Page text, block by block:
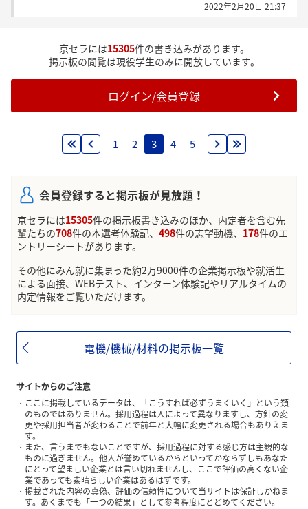
2022年2月20日 21:37
京セラには15305件の書き込みがあります。
掲示板の閲覧は現役学生のみに開放しています。
ログイン/会員登録
1 2 3 4 5
会員登録すると掲示板が見放題！
京セラには15305件の掲示板書き込みのほか、内定者を含む先
輩たちの708件の本選考体験記、 498件の志望動機、 178件のエ
ントリーシートがあります。
その他にみん就に集まった約2万9000件の企業掲示板や就活生
による面接、WEBテスト、インターン体験記やリアルタイムの
内定情報をご覧いただけます。
電機/機械/材料の掲示板一覧
サイトからのご注意
ここに掲載しているデータは、「こうすれば必ずうまくいく」という類
のものではありません。採用過程は人によって異なりますし、方針の変
更や採用担当者が変わることで前年と大幅に変更される場合もありえま
す。
また、言うまでもないことですが、採用過程に対する感じ方は主観的な
ものに過ぎません。他人が誉めているからといってかならずしもあなた
にとって望ましい企業とは言い切れませんし、ここで評価の高くない企
業であっても素晴らしい企業はあるはずです。
掲載された内容の真偽、評価の信頼性について当サイトは保証しかねま
す。あくまでも「一つの結果」として参考程度にとどめてください。